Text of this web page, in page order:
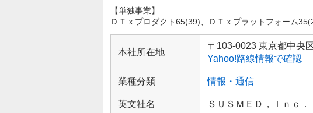
【単独事業】
ＤＴｘプロダクト65(39)、ＤＴｘプラットフォーム
企
報
本社所在地
〒103-0023 東京都中央
Yahoo!路線情報で確認
業種分類 情報・通信
英文社名 ＳＵＳＭＥＤ，Ｉｎｃ．